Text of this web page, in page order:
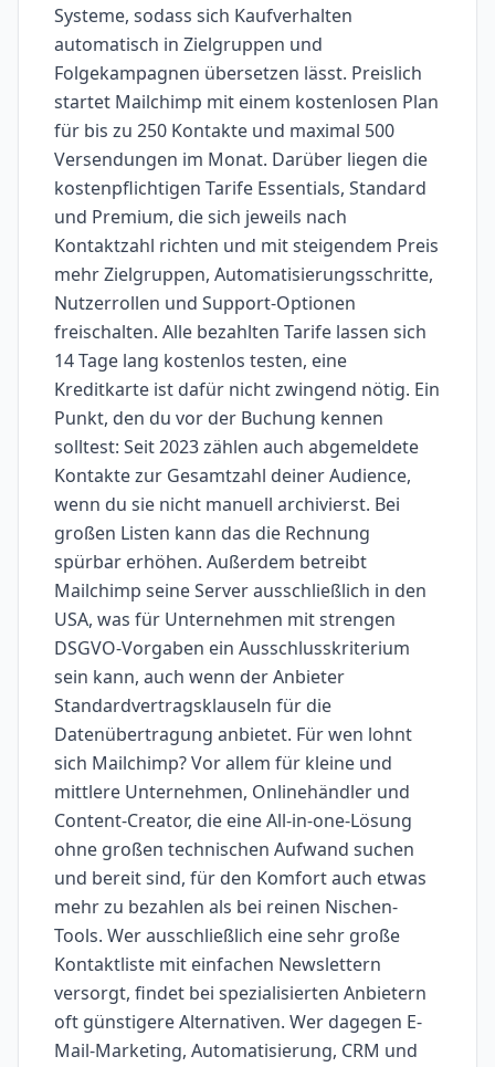
Systeme, sodass sich Kaufverhalten
automatisch in Zielgruppen und
Folgekampagnen übersetzen lässt. Preislich
startet Mailchimp mit einem kostenlosen Plan
für bis zu 250 Kontakte und maximal 500
Versendungen im Monat. Darüber liegen die
kostenpflichtigen Tarife Essentials, Standard
und Premium, die sich jeweils nach
Kontaktzahl richten und mit steigendem Preis
mehr Zielgruppen, Automatisierungsschritte,
Nutzerrollen und Support-Optionen
freischalten. Alle bezahlten Tarife lassen sich
14 Tage lang kostenlos testen, eine
Kreditkarte ist dafür nicht zwingend nötig. Ein
Punkt, den du vor der Buchung kennen
solltest: Seit 2023 zählen auch abgemeldete
Kontakte zur Gesamtzahl deiner Audience,
wenn du sie nicht manuell archivierst. Bei
großen Listen kann das die Rechnung
spürbar erhöhen. Außerdem betreibt
Mailchimp seine Server ausschließlich in den
USA, was für Unternehmen mit strengen
DSGVO-Vorgaben ein Ausschlusskriterium
sein kann, auch wenn der Anbieter
Standardvertragsklauseln für die
Datenübertragung anbietet. Für wen lohnt
sich Mailchimp? Vor allem für kleine und
mittlere Unternehmen, Onlinehändler und
Content-Creator, die eine All-in-one-Lösung
ohne großen technischen Aufwand suchen
und bereit sind, für den Komfort auch etwas
mehr zu bezahlen als bei reinen Nischen-
Tools. Wer ausschließlich eine sehr große
Kontaktliste mit einfachen Newslettern
versorgt, findet bei spezialisierten Anbietern
oft günstigere Alternativen. Wer dagegen E-
Mail-Marketing, Automatisierung, CRM und